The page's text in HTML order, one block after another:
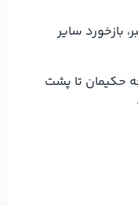
بازخورد سایر
حکیمان تا پشت